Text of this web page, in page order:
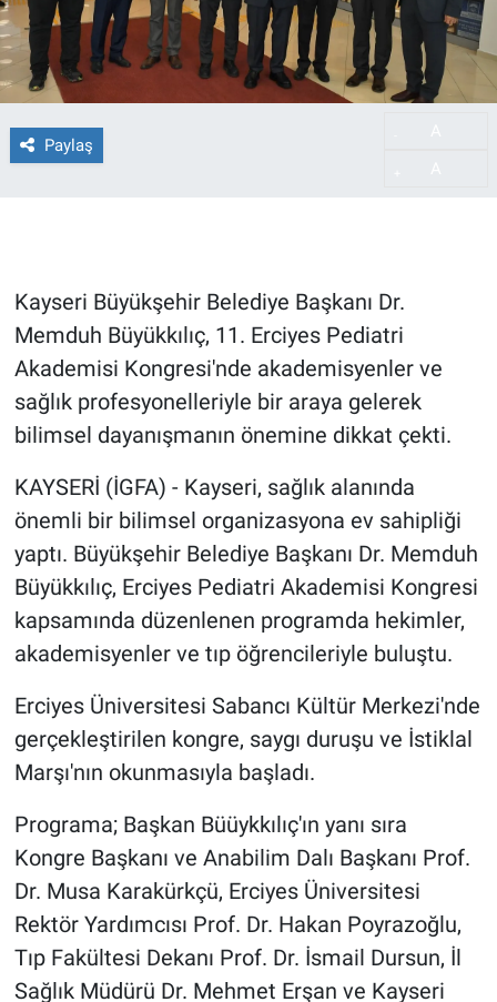
Paylaş
Kayseri Büyükşehir Belediye Başkanı Dr.
Memduh Büyükkılıç, 11. Erciyes Pediatri
Akademisi Kongresi'nde akademisyenler ve
sağlık profesyonelleriyle bir araya gelerek
bilimsel dayanışmanın önemine dikkat çekti.
KAYSERİ (İGFA) - Kayseri, sağlık alanında
önemli bir bilimsel organizasyona ev sahipliği
yaptı. Büyükşehir Belediye Başkanı Dr. Memduh
Büyükkılıç, Erciyes Pediatri Akademisi Kongresi
kapsamında düzenlenen programda hekimler,
akademisyenler ve tıp öğrencileriyle buluştu.
Erciyes Üniversitesi Sabancı Kültür Merkezi'nde
gerçekleştirilen kongre, saygı duruşu ve İstiklal
Marşı'nın okunmasıyla başladı.
Programa; Başkan Büüykkılıç'ın yanı sıra
Kongre Başkanı ve Anabilim Dalı Başkanı Prof.
Dr. Musa Karakürkçü, Erciyes Üniversitesi
Rektör Yardımcısı Prof. Dr. Hakan Poyrazoğlu,
Tıp Fakültesi Dekanı Prof. Dr. İsmail Dursun, İl
Sağlık Müdürü Dr. Mehmet Erşan ve Kayseri